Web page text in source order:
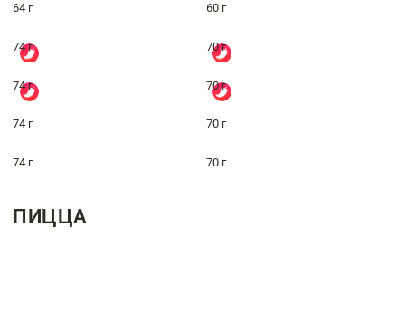
64 г 60 г
74 г 70 г
74 г 70 г
74 г 70 г
74 г 70 г
ПИЦЦА